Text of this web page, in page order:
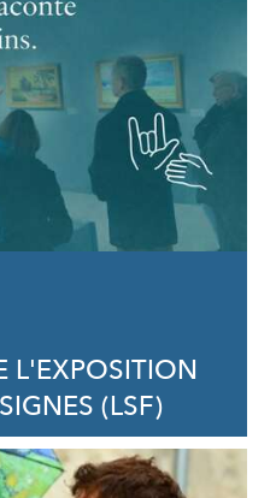
L'EXPOSITION
(LSF)